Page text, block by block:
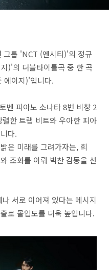
그룹 'NCT (엔시티)'의 정규
)'의 더블타이틀곡 중 한 곡
에이지)'입니다.
벤 피아노 소나타 8번 비창 2
한 트랩 비트와 우아한 피아
다.
은 미래를 그려가자는, 희
조화를 이뤄 벅찬 감동을 선
서로 이어져 있다는 메시지
로 몰입도를 더욱 높입니다.